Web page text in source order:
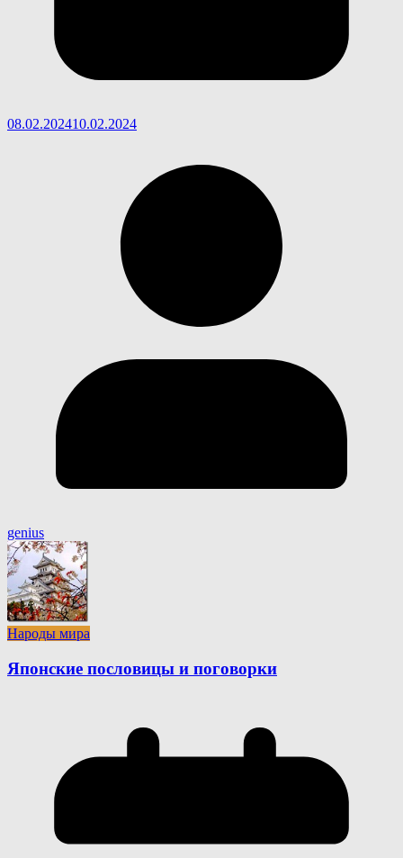
08.02.202410.02.2024
genius
Народы мира
Японские пословицы и поговорки